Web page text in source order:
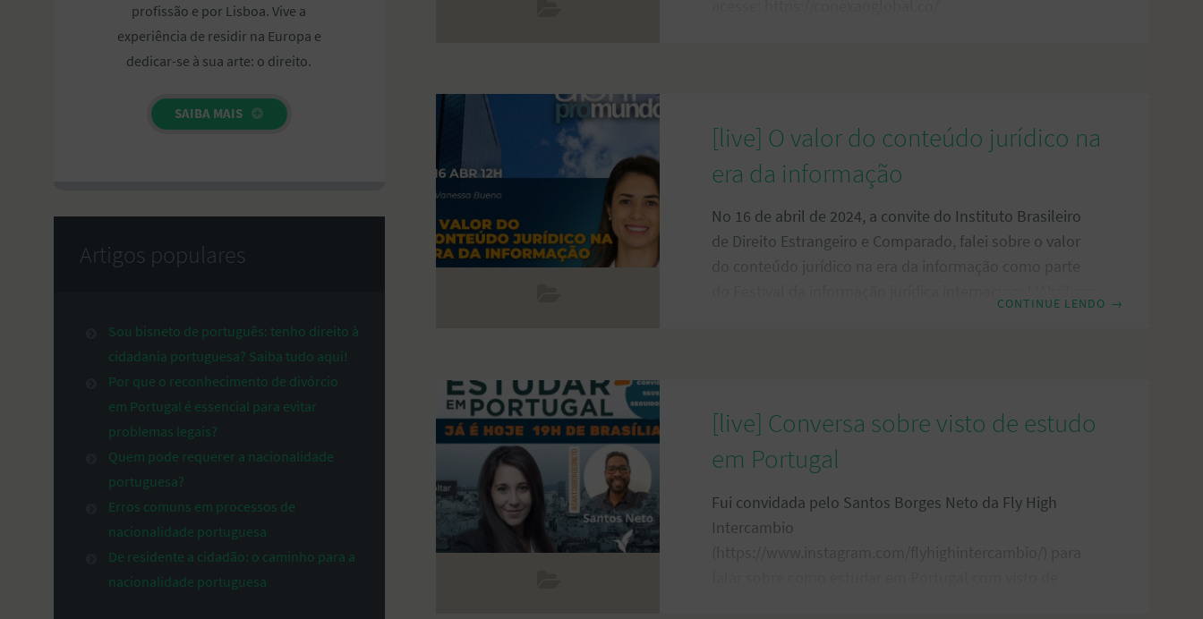
[live] O valor do conteúdo jurídico na
era da informação
No 16 de abril de 2024, a convite do Instituto Brasileiro
de Direito Estrangeiro e Comparado, falei sobre o valor
do conteúdo jurídico na era da informação como parte
informação jurídica de natureza internacional, no âmbito
do direito e do desenvolvimento profissional,
priorizando o olhar de
CONTINUE LENDO →
[live] Conversa sobre visto de estudo
em Portugal
Fui convidada pelo Santos Borges Neto da Fly High
Intercambio
profissão e por Lisboa. Vive a
experiência de residir na Europa e
dedicar-se à sua arte: o direito.
SAIBA MAIS
Artigos populares
Sou bisneto de português: tenho direito à
cidadania portuguesa? Saiba tudo aqui!
Por que o reconhecimento de divórcio
em Portugal é essencial para evitar
problemas legais?
Quem pode requerer a nacionalidade
portuguesa?
Erros comuns em processos de
nacionalidade portuguesa
De residente a cidadão: o caminho para a
nacionalidade portuguesa